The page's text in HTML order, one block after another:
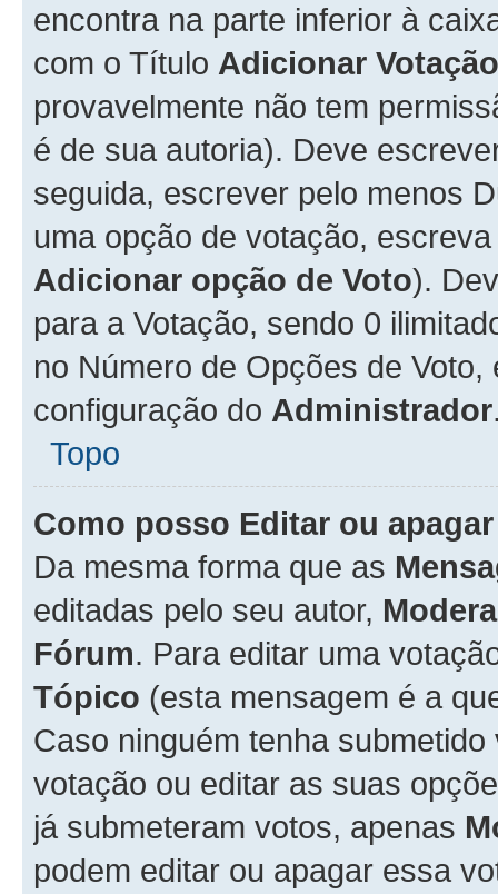
encontra na parte inferior à
com o Título Adicionar Votação
provavelmente não tem
é de sua autoria). Deve
seguida, escrever pelo menos
uma opção de votação,
Adicionar opção de Voto).
para a Votação, sendo 0
no Número de Opções de
configuração do Administrador
Topo
Como posso Editar ou
Da mesma forma que as
editadas pelo seu autor,
Fórum. Para editar uma
Tópico (esta mensagem é a
Caso ninguém tenha
votação ou editar as suas
já submeteram votos, apenas
podem editar ou apagar essa